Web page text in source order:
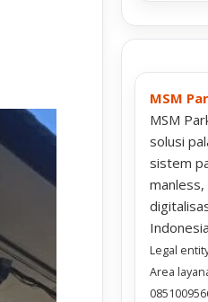
MSM
MSM
solusi
sistem
manless,
Legal
Area